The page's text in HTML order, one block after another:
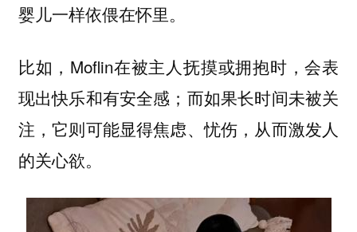
婴儿一样依偎在怀里。
比如，Moflin在被主人抚摸或拥抱时，会表
现出快乐和有安全感；而如果长时间未被关
注，它则可能显得焦虑、忧伤，从而激发人
的关心欲。